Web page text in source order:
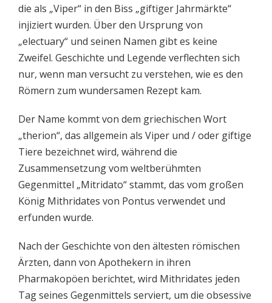
die als „Viper“ in den Biss „giftiger Jahrmärkte“
injiziert wurden. Über den Ursprung von
„electuary“ und seinen Namen gibt es keine
Zweifel. Geschichte und Legende verflechten sich
nur, wenn man versucht zu verstehen, wie es den
Römern zum wundersamen Rezept kam.
Der Name kommt von dem griechischen Wort
„therion“, das allgemein als Viper und / oder giftige
Tiere bezeichnet wird, während die
Zusammensetzung vom weltberühmten
Gegenmittel „Mitridato“ stammt, das vom großen
König Mithridates von Pontus verwendet und
erfunden wurde.
Nach der Geschichte von den ältesten römischen
Ärzten, dann von Apothekern in ihren
Pharmakopöen berichtet, wird Mithridates jeden
Tag seines Gegenmittels serviert, um die obsessive